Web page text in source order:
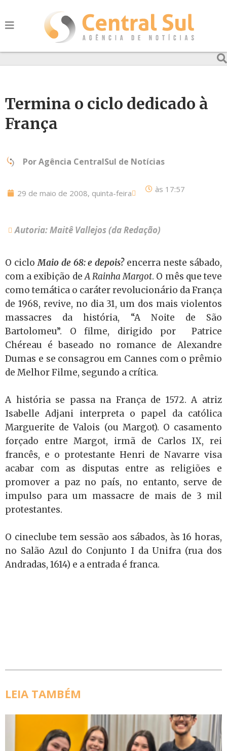
Termina o ciclo dedicado à
França
PorAgência CentralSul de Notícias
29 de maio de 2008, quinta-feira às 17:57
Autoria: Maitê Vallejos (da Redação)
O cicloMaio de 68: e depois?encerra neste sábado,
com a exibição deA Rainha Margot. O mês que teve
como temática o caráter revolucionário da França
de 1968, revive, no dia 31, um dos mais violentos
massacres da história, “A Noite de São
Bartolomeu”. O filme, dirigido por Patrice
Chéreau é baseado no romance de Alexandre
Dumas e se consagrou em Cannes com o prêmio
de Melhor Filme, segundo a crítica.
A história se passa na França de 1572. A atriz
Isabelle Adjani interpreta o papel da católica
Marguerite de Valois (ou Margot). O casamento
forçado entre Margot, irmã de Carlos IX, rei
francês, e o protestante Henri de Navarre visa
acabar com as disputas entre as religiões e
promover a paz no país, no entanto, serve de
impulso para um massacre de mais de 3 mil
protestantes.
O cineclube tem sessão aos sábados, às 16 horas,
no Salão Azul do Conjunto I da Unifra (rua dos
Andradas, 1614) e a entrada é franca.
LEIA TAMBÉM